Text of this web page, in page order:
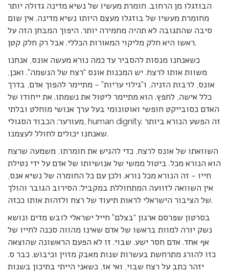
הבוזגלו מן הרחוב. חומרת מעשיו של נשיא מדינה גדולה יותר
מחומרת מעשיו של בוזגלו מעצם היותו נשיא מדינה. אין שום
סיבה שהתגובה לא תהיה מחמירה יותר. היפוך המבחן הזה על
ראשו היא חלק מליקוי המאורות הכללי. אבל רק חלק קטן.
כשאנחנו מנסות להסביר עד כמה נורא מעשה אונס, אנחנו
משוות אותו לרצח. יש המכנות אונס “רצח של הנשמה”. ואכן,
אונס, לרבות הזניה, ו”גילוי עריות” – מתיימר להפוך אדם, בדרך
כלל אישה, לחפץ. הוא מתיימר ליטול את נשמתו. את ייחודו של
האדם כסובייקט חופשי ואוטונומי בעל ערך אנושי מוחלט ובלתי
מעורער: הכבוד הסגולי, human dignity. זה הפשע הנורא ביותר
שאנחנו יכולים לחולל לעצמנו.
השוואתו של אונס לרצח, כדי להגיש את חומרתו, משמעה שרצח
הוא הנורא מכל. ביטול ממשי של אנושיותו של אדם על ידי נטילת
חייו – זה הנורא מכל נורא. ולכן עם כל החומרה של נשיא אנס,
אין השוואה לזוועה המתחוללת במקביל: הסירוב הגובר והולך
של הציבור הישראלי לראות תיעוד של רצח ולזהות אותו ככזה.
בסרטון שפרסם ארגון “בצלם” חייל ישראלי לובש מדים ונושא
נשק יורה למוות בראשו של אדם שאינו מהווה סכנה לחייו של
אף אחד. אדם חסר ישע. שבוי. זו לא הפעם הראשונה שהוצאה
כזו להורג מתרחשת בעשרות שנות מאבק מזוין וכיבוש. כבר ס.
יזהר כתב על רצח שבוי, ואי אז, כשאני הייתי בתיכון בשנות